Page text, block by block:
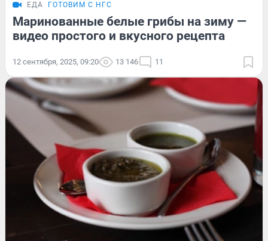
ЕДА ГОТОВИМ С НГС
Маринованные белые грибы на зиму —
видео простого и вкусного рецепта
12 сентября, 2025, 09:20 13 146 11